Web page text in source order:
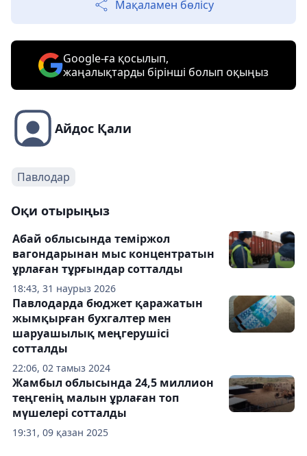
Мақаламен бөлісу
Google-ға қосылып,
жаңалықтарды бірінші болып оқыңыз
Айдос Қали
Павлодар
Оқи отырыңыз
18:43, 31 наурыз 2026
Абай облысында теміржол
вагондарынан мыс концентратын
ұрлаған тұрғындар сотталды
22:06, 02 тамыз 2024
Павлодарда бюджет қаражатын
жымқырған бухгалтер мен
шаруашылық меңгерушісі
сотталды
19:31, 09 қазан 2025
Жамбыл облысында 24,5 миллион
теңгенің малын ұрлаған топ
мүшелері сотталды